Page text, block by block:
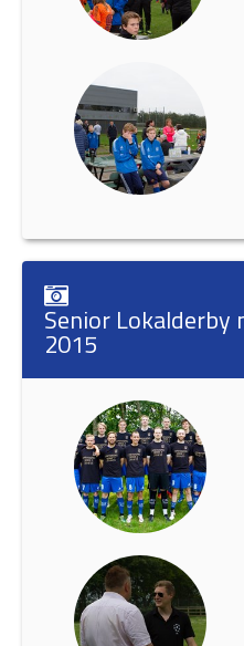
Senior Lokalderby
2015